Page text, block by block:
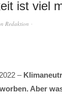
ist viel
Redaktion
–
Aber